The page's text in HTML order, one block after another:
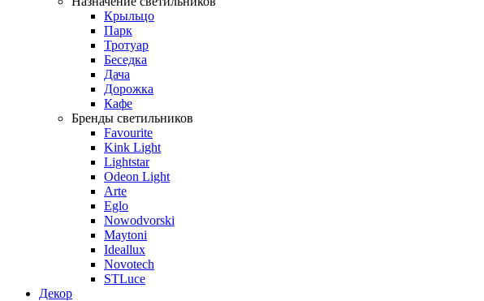
Крыльцо
Парк
Тротуар
Беседка
Дача
Дорожка
Кафе
Бренды светильников
Favourite
Kink Light
Lightstar
Odeon Light
Arte
Eglo
Nowodvorski
Maytoni
Ideallux
Novotech
STLuce
Декор